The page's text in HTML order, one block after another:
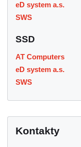
eD system a.s.
SWS
SSD
AT Computers
eD system a.s.
SWS
Kontakty